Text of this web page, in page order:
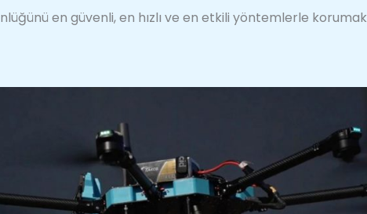
en güvenli, en hızlı ve en etkili yöntemlerle korumak